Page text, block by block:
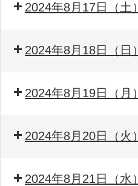
2024年8月17日（土）
2024年8月18日（日）
2024年8月19日（月）
2024年8月20日（火）
2024年8月21日（水）